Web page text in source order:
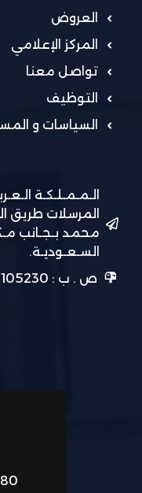
العروض
المركز الإعلامي
تواصل معنا
التوظيف
السياسات و
الـمـمـلـكـة
المرسلات طريق
محمد بـجـانب
السـعـوديـة.
ص . ب : 105230 الـرمـز الـبـريـدي : 11646